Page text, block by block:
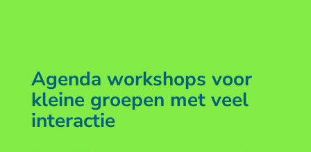
Agenda workshops voor
kleine groepen met veel
interactie